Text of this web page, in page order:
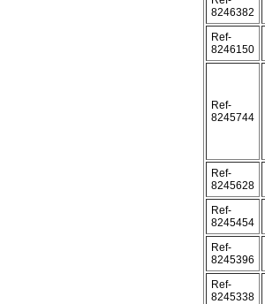
8246382
Ref-
8246150
Ref-
8245744
Ref-
8245628
Ref-
8245454
Ref-
8245396
Ref-
8245338